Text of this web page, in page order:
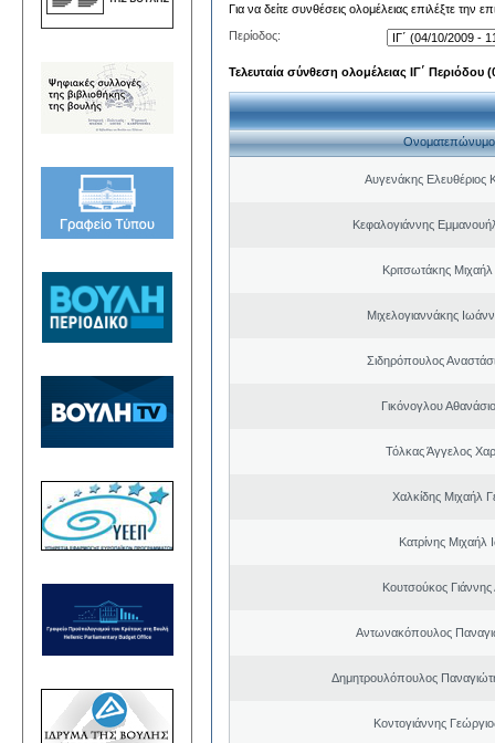
Για να δείτε συνθέσεις ολομέλειας επιλέξτε την
Περίοδος:
Τελευταία σύνθεση ολομέλειας ΙΓ΄ Περιόδου
Ονοματεπώνυμο
Αυγενάκης Ελευθέριος
Κεφαλογιάννης
Κριτσωτάκης
Μιχελογιαννάκης
Σιδηρόπουλος
Γικόνογλου
Τόλκας Άγγελος
Χαλκίδης Μιχαήλ
Κατρίνης Μιχαήλ
Κουτσούκος Γιάννης
Αντωνακόπουλος
Δημητρουλόπουλος
Κοντογιάννης